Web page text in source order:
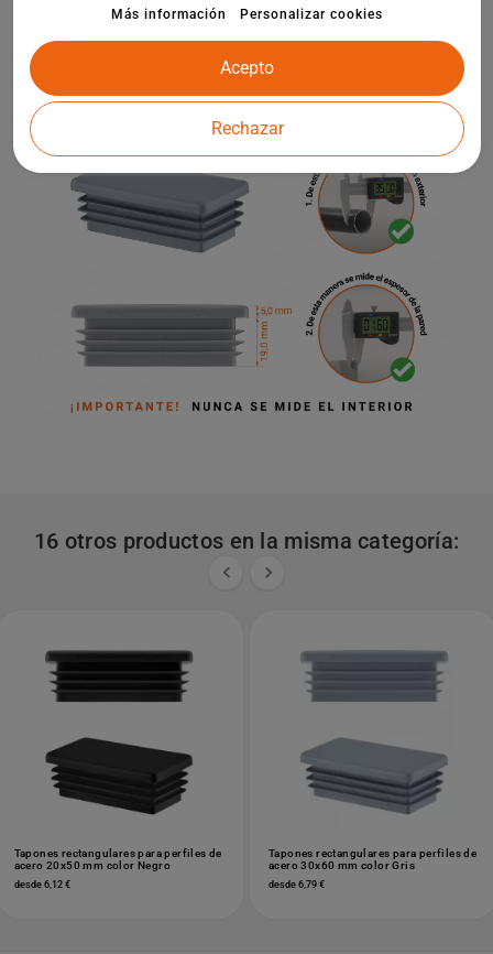
infantiles y otros elementos de la arquitectura de jardines.
16 otros productos en la misma categoría:
 
Tapones rectangulares para perfiles de
acero 20x50 mm color Negro
desde 6,12 €
Tapones rectangulares para perfiles de
acero 30x60 mm color Gris
desde 6,79 €
Más información Personalizar cookies
Rechazar
Acepto